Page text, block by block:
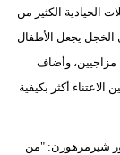
الحيادية الكثير من
الخجل يجعل الأطفال
مزاجيين، وأضاف
أكثر بكيفية
شيرمرهورن: "من